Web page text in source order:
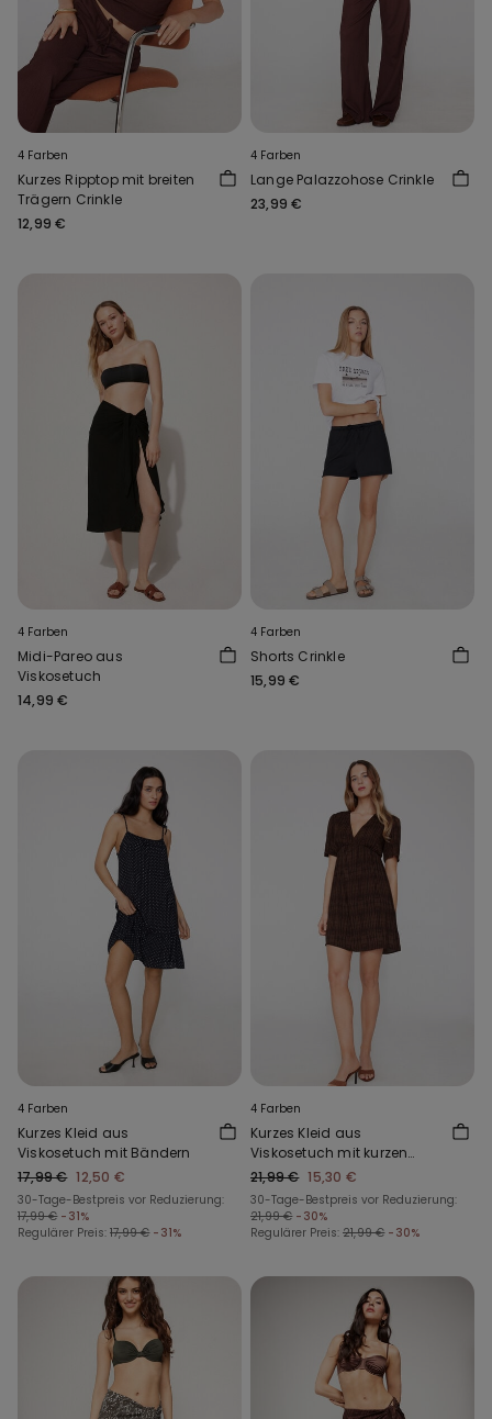
4 Farben
Kurzes Ripptop mit breiten
Trägern Crinkle
12,99 €
4 Farben
Lange Palazzohose Crinkle
23,99 €
4 Farben
Midi-Pareo aus
Viskosetuch
14,99 €
4 Farben
Shorts Crinkle
15,99 €
4 Farben
Kurzes Kleid aus
Viskosetuch mit Bändern
17,99 € 12,50 €
30-Tage-Bestpreis vor Reduzierung:
17,99 € -31%
Regulärer Preis: 17,99 € -31%
4 Farben
Kurzes Kleid aus
Viskosetuch mit kurzen
Ärmeln
21,99 € 15,30 €
30-Tage-Bestpreis vor Reduzierung:
21,99 € -30%
Regulärer Preis: 21,99 € -30%